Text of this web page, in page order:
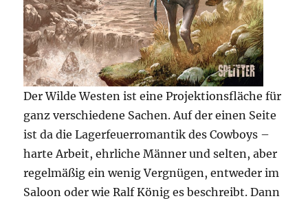
Der Wilde Westen ist eine Projektionsfläche für
ganz verschiedene Sachen. Auf der einen Seite
ist da die Lagerfeuerromantik des Cowboys –
harte Arbeit, ehrliche Männer und selten, aber
regelmäßig ein wenig Vergnügen, entweder im
Saloon oder wie Ralf König es beschreibt. Dann